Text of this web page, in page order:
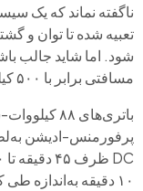
ناگفته نماند که یک
تعبیه شده تا توان و
شود. اما شاید جالب
مسافتی برابر با ۵۰۰ کیلومتر را می‌پیماید.
باتری‌های ۸۸ کیلووات-ساعتی